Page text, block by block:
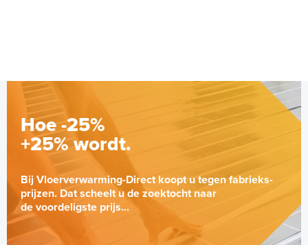
Hoe -25%
+25% wordt.
Bij Vloerverwarming-Direct koopt u tegen fabrieks-
prijzen. Dat scheelt u de zoektocht naar
de voordeligste prijs...